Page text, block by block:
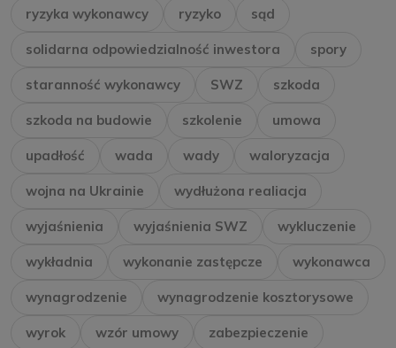
ryzyka wykonawcy ryzyko sąd
solidarna odpowiedzialność inwestora spory
staranność wykonawcy SWZ szkoda
szkoda na budowie szkolenie umowa
upadłość wada wady waloryzacja
wojna na Ukrainie wydłużona realiacja
wyjaśnienia wyjaśnienia SWZ wykluczenie
wykładnia wykonanie zastępcze wykonawca
wynagrodzenie wynagrodzenie kosztorysowe
wyrok wzór umowy zabezpieczenie